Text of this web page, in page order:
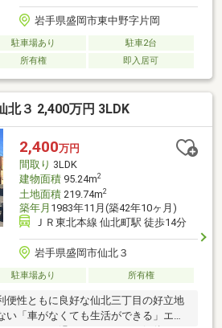
岩手県盛岡市東中野字片岡
駐車場あり
駐車2台
所有権 即入居可
北３ 2,400万円 3LDK
2,400万円
間取り 3LDK
建物面積95.24m2
土地面積219.74m2
築年月 1983年11月(築42年10ヶ月)
ＪＲ東北本線 仙北町駅 徒歩14分
岩手県盛岡市仙北３
駐車場あり 所有権
便性ともに良好な仙北三丁目の好立地
「車がなくても生活ができる」エリ